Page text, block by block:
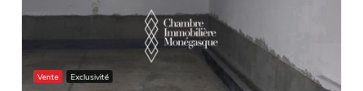
Vente Exclusivité